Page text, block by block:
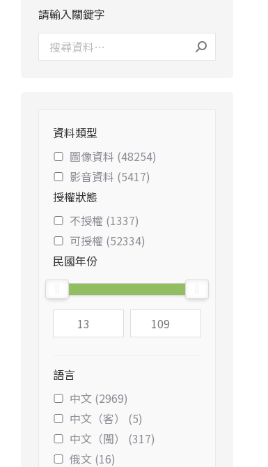
請輸入關鍵字
資料類型
圖像資料 (48254)
影音資料 (5417)
授權狀態
不授權 (1337)
可授權 (52334)
民國年份
語言
中文 (2969)
中文（客） (5)
中文（閩） (317)
俄文 (16)